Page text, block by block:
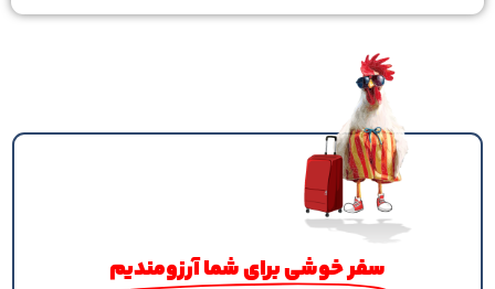
سفر خوشی برای شما آرزومندیم